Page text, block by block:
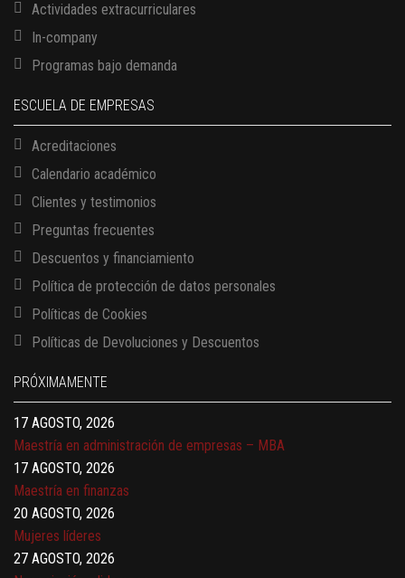
Actividades extracurriculares
In-company
Programas bajo demanda
ESCUELA DE EMPRESAS
Acreditaciones
Calendario académico
Clientes y testimonios
Preguntas frecuentes
Descuentos y financiamiento
Política de protección de datos personales
Políticas de Cookies
Políticas de Devoluciones y Descuentos
PRÓXIMAMENTE
13 AGOSTO, 2026
17 AGOSTO, 2026
Gerencia de empresas familiares
17 AGOSTO, 2026
Maestría en administración de empresas – MBA
17 AGOSTO, 2026
Maestría en finanzas
20 AGOSTO, 2026
Mujeres líderes
27 AGOSTO, 2026